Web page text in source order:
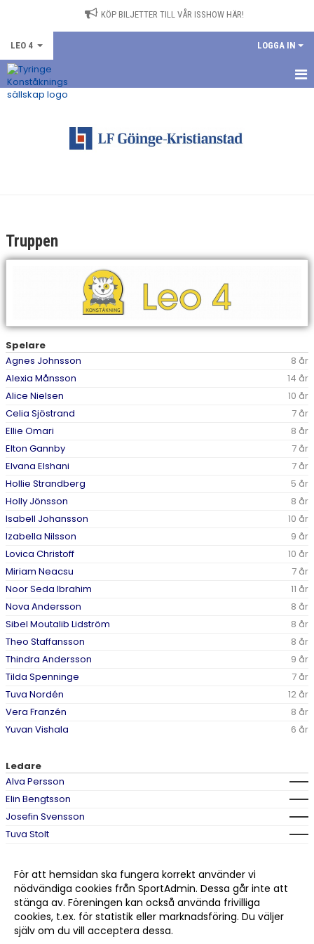
KÖP BILJETTER TILL VÅR ISSHOW HÄR!
LEO 4 LOGGA IN
HEM
DOKUMENT
Truppen
Spelare
Agnes Johnsson
8 år
Alexia Månsson
14 år
Alice Nielsen
10 år
Celia Sjöstrand
7 år
Ellie Omari
8 år
Elton Gannby
7 år
Elvana Elshani
7 år
Hollie Strandberg
5 år
Holly Jönsson
8 år
Isabell Johansson
10 år
Izabella Nilsson
9 år
Lovica Christoff
10 år
Miriam Neacsu
7 år
Noor Seda Ibrahim
11 år
Nova Andersson
8 år
Sibel Moutalib Lidström
8 år
Theo Staffansson
8 år
Thindra Andersson
9 år
Tilda Spenninge
7 år
Tuva Nordén
12 år
Vera Franzén
8 år
Yuvan Vishala
6 år
Ledare
Alva Persson
Elin Bengtsson
Josefin Svensson
Tuva Stolt
Tyra Persson
Vilma Hallgren
För att hemsidan ska fungera korrekt använder vi
nödvändiga cookies från SportAdmin. Dessa går inte att
stänga av. Föreningen kan också använda frivilliga
cookies, t.ex. för statistik eller marknadsföring. Du väljer
själv om du vill acceptera dessa.